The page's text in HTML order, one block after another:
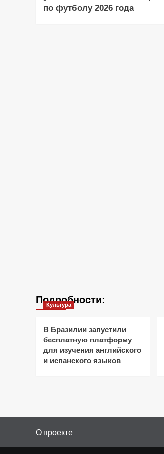
по футболу 2026 года
Подробности:
Культура
В Бразилии запустили
бесплатную платформу
для изучения английского
и испанского языков
О проекте